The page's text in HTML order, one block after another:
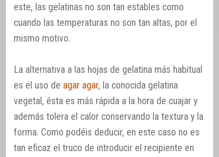
este, las gelatinas no son tan estables como
cuando las temperaturas no son tan altas, por el
mismo motivo.
La alternativa a las hojas de gelatina más habitual
es el uso de agar agar, la conocida gelatina
vegetal, ésta es más rápida a la hora de cuajar y
además tolera el calor conservando la textura y la
forma. Como podéis deducir, en este caso no es
tan eficaz el truco de introducir el recipiente en